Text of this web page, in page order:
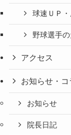
球速ＵＰ
野球選手
アクセス
お知らせ・コ
お知らせ
院長日記